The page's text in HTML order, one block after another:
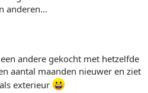
anderen...
andere gekocht met hetzelfde
aantal maanden nieuwer en ziet
exterieur